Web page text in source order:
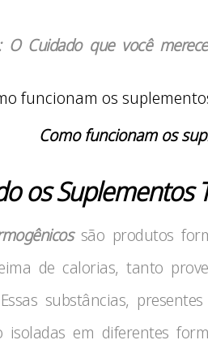
O Cuidado que você
Como funcionam os
os Suplementos
são produtos
de calorias, tanto
substâncias,
isoladas em diferentes